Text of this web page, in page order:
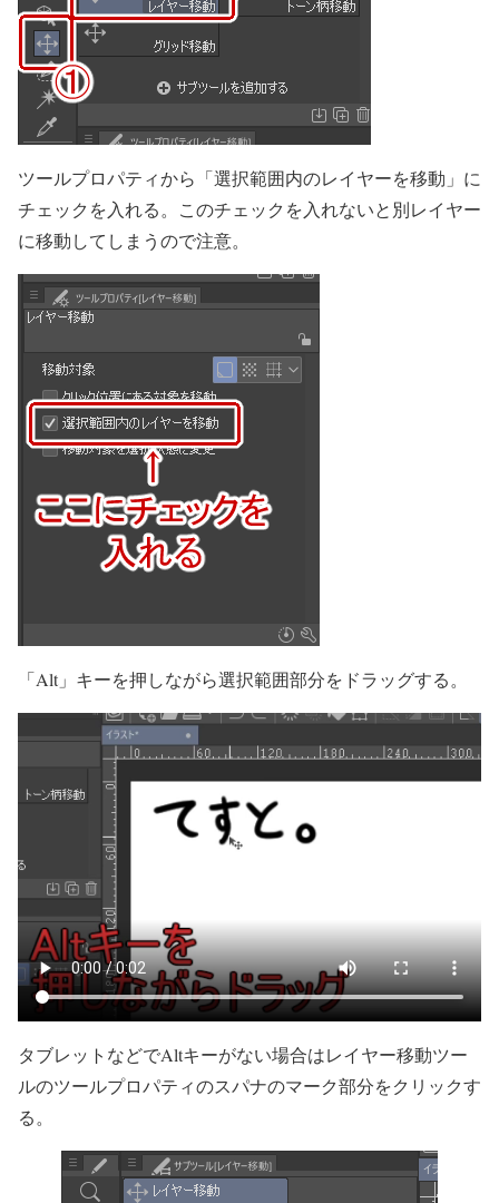
ツールプロパティから「選択範囲内のレイヤーを移動」に
チェックを入れる。このチェックを入れないと別レイヤー
に移動してしまうので注意。
「Alt」キーを押しながら選択範囲部分をドラッグする。
タブレットなどでAltキーがない場合はレイヤー移動ツー
ルのツールプロパティのスパナのマーク部分をクリックす
る。